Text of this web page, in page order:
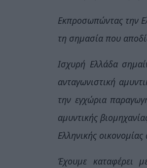
Εκπροσωπώντας την
τη σημασία που
Ισχυρή Ελλάδα
ανταγωνιστική
την εγχώρια
αμυντικής
Ελληνικής
Έχουμε καταφέρει